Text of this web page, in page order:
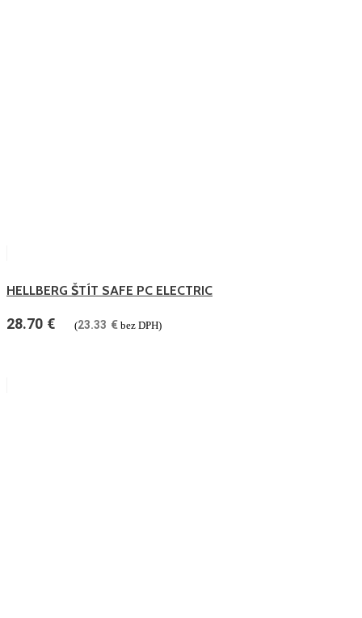
HELLBERG ŠTÍT SAFE PC ELECTRIC
28.70 € (23.33 € bez DPH)